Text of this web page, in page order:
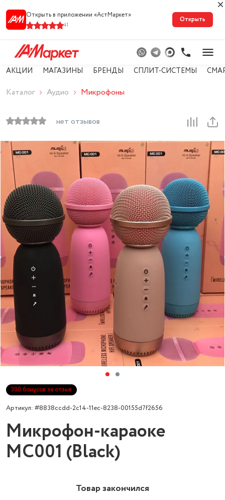
Открыть в приложении «АстМарке‪т‬»
41
Открыть
АКЦИИ МАГАЗИНЫ БРЕНДЫ СПЛИТ-СИСТЕМЫ
Каталог Аудио Микрофоны
нет отзывов
300 бонусов за отзыв
Артикул: #8838ccdd-2c14-11ec-8238-00155d7f2656
Микрофон-караоке
MC001 (Black)
Товар закончился